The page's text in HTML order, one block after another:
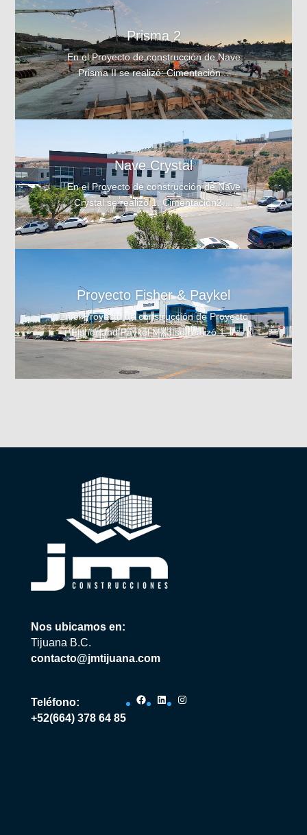
Prisma 2
En el Proyecto de construcción de Nave
Prisma II se realizó: Cimentación...
Nave Crystal
En el Proyecto de construcción de Nave
Crystal se realizó:1. Cimentación2....
Proyecto Fisher & Paykel
En el Proyecto de construcción de Proyecto
Fisher and Paykel MX3 se realizó:1....
Nos ubicamos en:
Tijuana B.C.
contacto@jmtijuana.com
Teléfono:
+52(664) 378 64 85
Facebook
LinkedInInstagram